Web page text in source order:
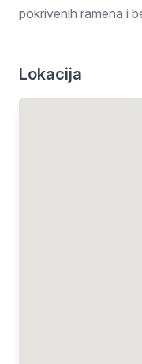
pokrivenih ramena i
Lokacija